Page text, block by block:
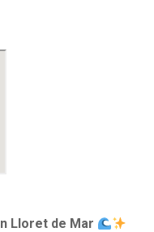
Lloret de Mar